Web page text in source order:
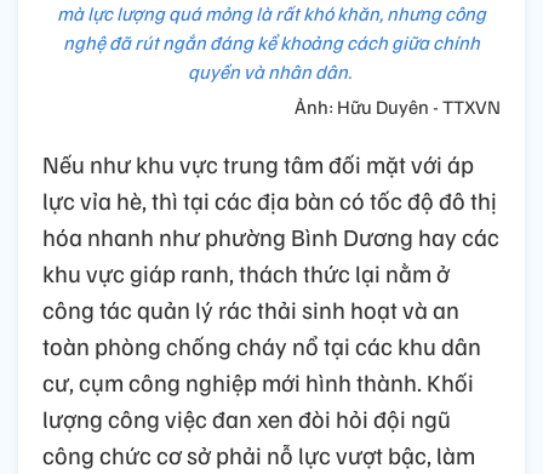
mà lực lượng quá mỏng là rất khó khăn, nhưng công
nghệ đã rút ngắn đáng kể khoảng cách giữa chính
quyền và nhân dân.
Ảnh: Hữu Duyên - TTXVN
Nếu như khu vực trung tâm đối mặt với áp
lực vỉa hè, thì tại các địa bàn có tốc độ đô thị
hóa nhanh như phường Bình Dương hay các
khu vực giáp ranh, thách thức lại nằm ở
công tác quản lý rác thải sinh hoạt và an
toàn phòng chống cháy nổ tại các khu dân
cư, cụm công nghiệp mới hình thành. Khối
lượng công việc đan xen đòi hỏi đội ngũ
công chức cơ sở phải nỗ lực vượt bậc, làm